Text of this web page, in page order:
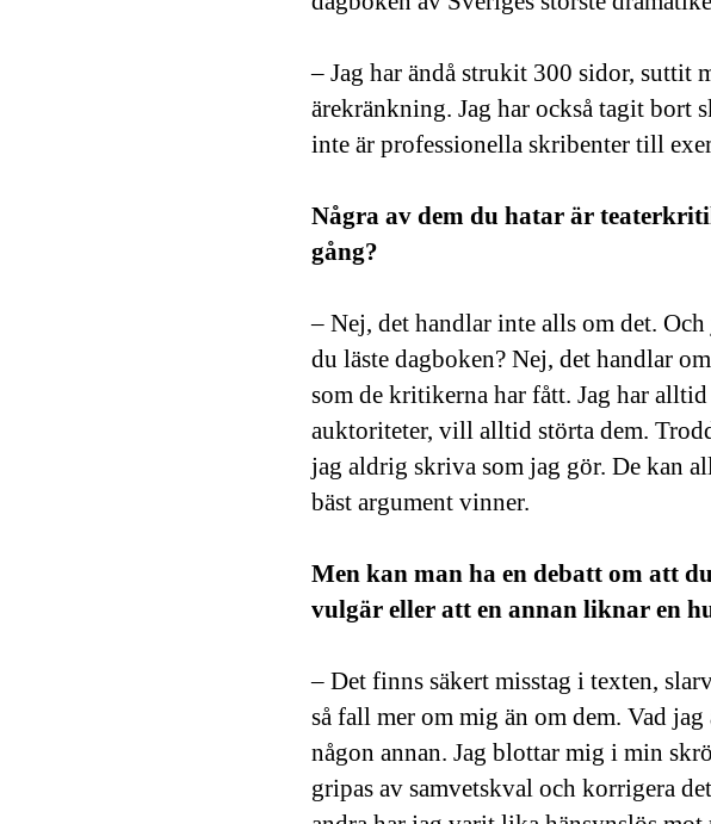
– Jag har ändå strukit 300 sidor, suttit
ärekränkning. Jag har också tagit bort
inte är professionella skribenter till
Några av dem du hatar är
gång?
– Nej, det handlar inte alls om det.
du läste dagboken? Nej, det handlar
som de kritikerna har fått. Jag har
auktoriteter, vill alltid störta dem.
jag aldrig skriva som jag gör. De kan
bäst argument vinner.
Men kan man ha en debatt om att
vulgär eller att en annan liknar en
– Det finns säkert misstag i texten,
så fall mer om mig än om dem. Vad
någon annan. Jag blottar mig i min
gripas av samvetskval och korrigera